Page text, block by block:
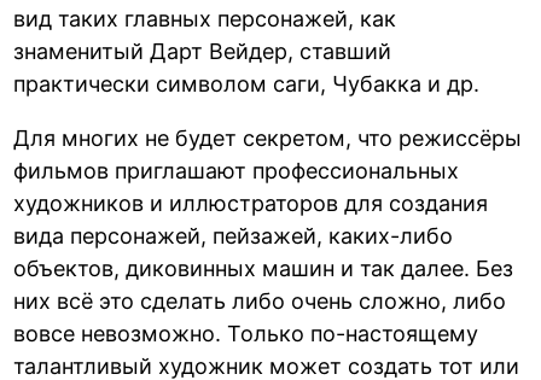
вид таких главных персонажей, как
знаменитый Дарт Вейдер, ставший
практически символом саги, Чубакка и др.
Для многих не будет секретом, что режиссёры
фильмов приглашают профессиональных
художников и иллюстраторов для создания
вида персонажей, пейзажей, каких-либо
объектов, диковинных машин и так далее. Без
них всё это сделать либо очень сложно, либо
вовсе невозможно. Только по-настоящему
талантливый художник может создать тот или